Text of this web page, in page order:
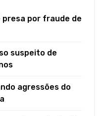
presa por fraude de
suspeito de
agressões do